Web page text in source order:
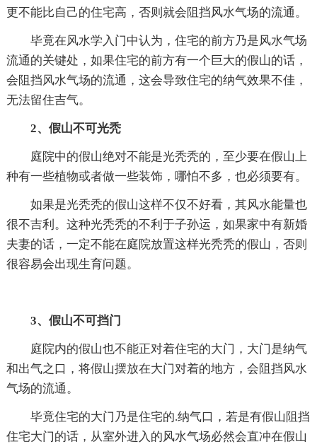
更不能比自己的住宅高，否则就会阻挡风水气场的流通。
毕竟在风水学入门中认为，住宅的前方乃是风水气场
流通的关键处，如果住宅的前方有一个巨大的假山的话，
会阻挡风水气场的流通，这会导致住宅的纳气效果不佳，
无法留住吉气。
2、假山不可光秃
庭院中的假山绝对不能是光秃秃的，至少要在假山上
种有一些植物或者做一些装饰，哪怕不多，也必须要有。
如果是光秃秃的假山这样不仅不好看，其风水能量也
很不吉利。这种光秃秃的不利于子孙运，如果家中有新婚
夫妻的话，一定不能在庭院放置这样光秃秃的假山，否则
很容易会出现生育问题。
3、假山不可挡门
庭院内的假山也不能正对着住宅的大门，大门是纳气
和出气之口，将假山摆放在大门对着的地方，会阻挡风水
气场的流通。
毕竟住宅的大门乃是住宅的.纳气口，若是有假山阻挡
住宅大门的话，从室外进入的风水气场必然会直冲在假山